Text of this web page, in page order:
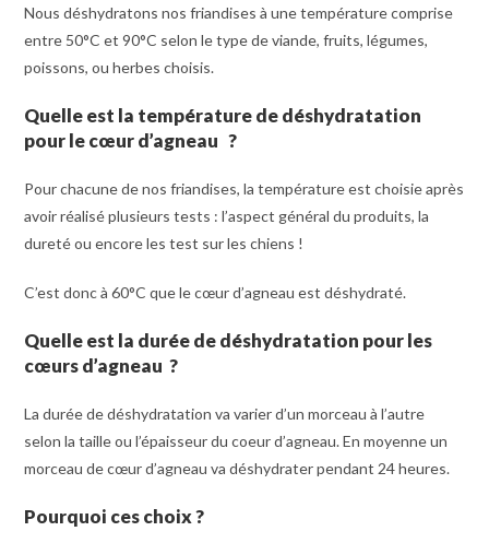
Nous déshydratons nos friandises à une température comprise
entre 50°C et 90°C selon le type de viande, fruits, légumes,
poissons, ou herbes choisis.
Quelle est la température de déshydratation
pour le cœur d’agneau?
Pour chacune de nos friandises, la température est choisie après
avoir réalisé plusieurs tests : l’aspect général du produits, la
dureté ou encore les test sur les chiens !
C’est donc à 60°C que le cœur d’agneau est déshydraté.
Quelle est la durée de déshydratation pour les
cœurs d’agneau?
La durée de déshydratation va varier d’un morceau à l’autre
selon la taille ou l’épaisseur du coeur d’agneau. En moyenne un
morceau de cœur d’agneau va déshydrater pendant 24 heures.
Pourquoi ces choix?